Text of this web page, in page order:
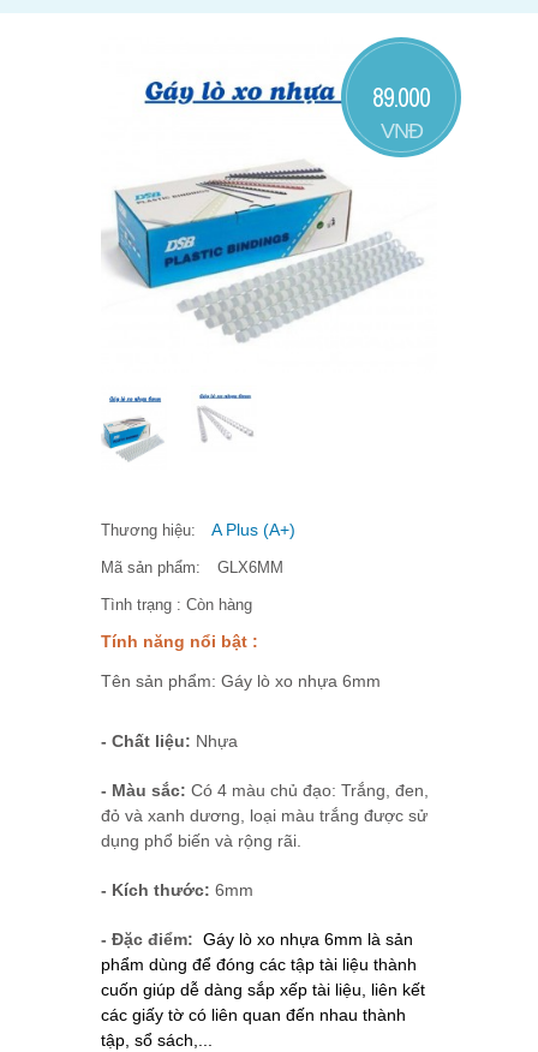
89.000
VNĐ
Thương hiệu: A Plus (A+)
Mã sản phẩm: GLX6MM
Tình trạng : Còn hàng
Tính năng nổi bật :
Tên sản phẩm: Gáy lò xo nhựa 6mm
- Chất liệu: Nhựa
- Màu sắc: Có 4 màu chủ đạo: Trắng, đen,
đỏ và xanh dương, loại màu trắng được sử
dụng phổ biến và rộng rãi.
- Kích thước: 6mm
- Đặc điểm: Gáy lò xo nhựa 6mm là sản
phẩm dùng để đóng các tập tài liệu thành
cuốn giúp dễ dàng sắp xếp tài liệu, liên kết
các giấy tờ có liên quan đến nhau thành
tập, sổ sách,...